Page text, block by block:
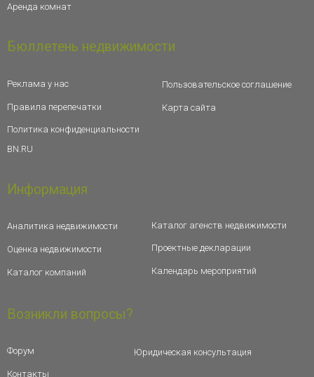
Аренда комнат
Бюллетень недвижимости
Реклама у нас
Правила перепечатки
Политика конфиденциальности
BN.RU
Пользовательское соглашение
Карта сайта
Информация
Аналитика недвижимости
Оценка недвижимости
Каталог компаний
Каталог агенств недвижимости
Проектные декларации
Календарь мероприятий
Возникли вопросы?
Форум
Контакты
Юридическая консультация